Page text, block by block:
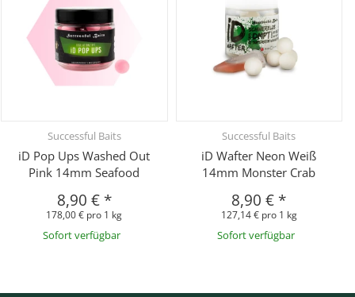
Successful Baits
iD Pop Ups Washed Out
Pink 14mm Seafood
8,90 € *
178,00 € pro 1 kg
Sofort verfügbar
Successful Baits
iD Wafter Neon Weiß
14mm Monster Crab
8,90 € *
127,14 € pro 1 kg
Sofort verfügbar